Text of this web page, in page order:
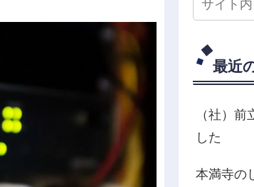
最近
（社）
した
本満寺の